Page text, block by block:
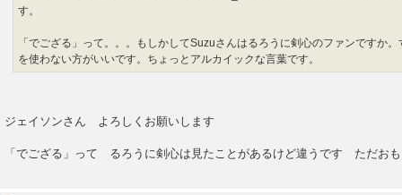
す。
「でござる」って。。。もしかしてSuzuさんはるろうに剣心のファンですか
を使わない方がいいです。ちょっとアルカイックな言葉です。
ジェイソンさん よろしくお願いします
「でござる」って るろうに剣心は見たことがあるけど違うです ただお